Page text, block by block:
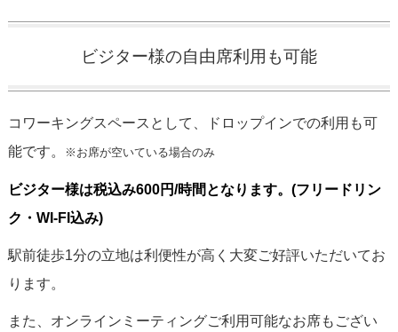
ビジター様の自由席利用も可能
コワーキングスペースとして、ドロップインでの利用も可
能です。
※お席が空いている場合のみ
ビジター様は税込み600円/時間となります。(フリードリン
ク・WI-FI込み)
駅前徒歩1分の立地は利便性が高く大変ご好評いただいてお
ります。
また、オンラインミーティングご利用可能なお席もござい